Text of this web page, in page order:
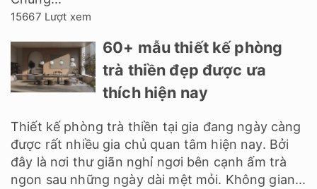
15667 Lượt xem
60+ mẫu thiết kế phòng
trà thiền đẹp được ưa
thích hiện nay
Thiết kế phòng trà thiền tại gia đang ngày càng
được rất nhiều gia chủ quan tâm hiện nay. Bởi
đây là nơi thư giãn nghỉ ngơi bên cạnh ấm trà
ngon sau những ngày dài mệt mỏi. Không gian...